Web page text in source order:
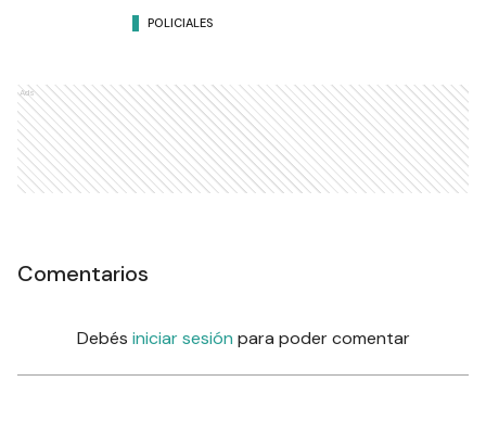
POLICIALES
Ads
Comentarios
Debés iniciar sesión para poder comentar